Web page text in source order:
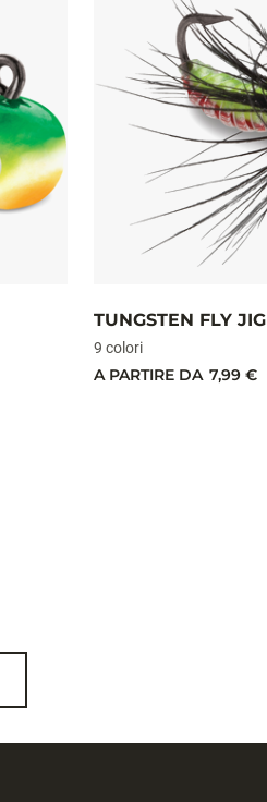
TUNGSTEN FLY JIG
9 colori
A PARTIRE DA 7,99 €